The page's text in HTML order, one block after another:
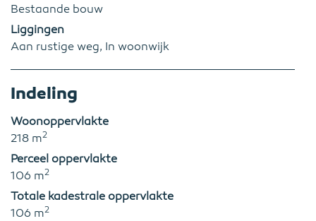
Bestaande bouw
Liggingen
Aan rustige weg, In woonwijk
Indeling
Woonoppervlakte
218 m2
Perceel oppervlakte
106 m2
Totale kadestrale oppervlakte
106 m2